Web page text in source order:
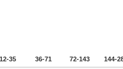
12-35 36-71 72-143 144-